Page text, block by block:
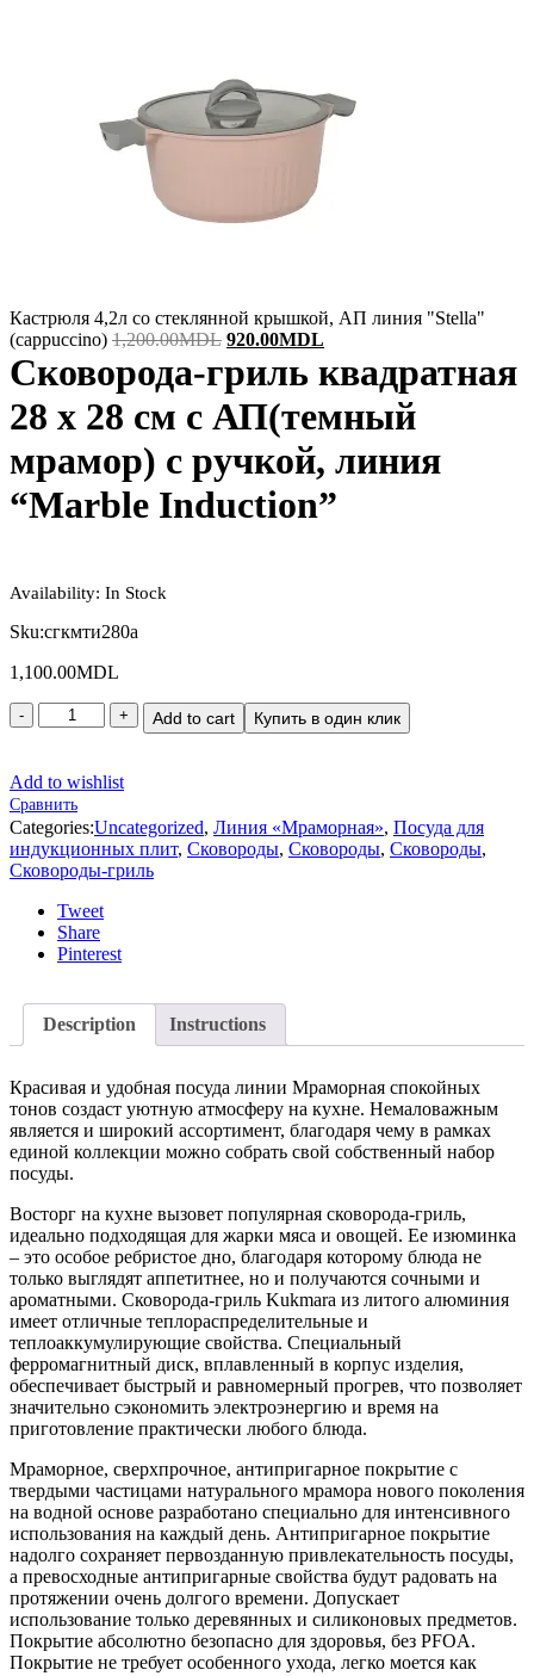
Кастрюля 4,2л со стеклянной крышкой, АП линия "Stella"
(cappuccino) 1,200.00MDL Original
was:
1,200.00MDL.
920.00MDL
is:
920.00MDL.
Сковорода-гриль квадратная
28 x 28 см с АП(темный
мрамор) с ручкой, линия
“Marble Induction”
Availability: In Stock
Sku:сгкмти280а
1,100.00MDL
Add to cart Купить в один клик
Add to wishlist
Сравнить
Categories:Uncategorized, Линия «Мраморная», Посуда для
индукционных плит, Сковороды, Сковороды, Сковороды,
Сковороды-гриль
Tweet
Share
Pinterest
Description Instructions
Красивая и удобная посуда линии Мраморная спокойных
тонов создаст уютную атмосферу на кухне. Немаловажным
является и широкий ассортимент, благодаря чему в рамках
единой коллекции можно собрать свой собственный набор
посуды.
Восторг на кухне вызовет популярная сковорода-гриль,
идеально подходящая для жарки мяса и овощей. Ее изюминка
– это особое ребристое дно, благодаря которому блюда не
только выглядят аппетитнее, но и получаются сочными и
ароматными. Сковорода-гриль Kukmara из литого алюминия
имеет отличные теплораспределительные и
теплоаккумулирующие свойства. Специальный
ферромагнитный диск, вплавленный в корпус изделия,
обеспечивает быстрый и равномерный прогрев, что позволяет
значительно сэкономить электроэнергию и время на
приготовление практически любого блюда.
Мраморное, сверхпрочное, антипригарное покрытие с
твердыми частицами натурального мрамора нового поколения
на водной основе разработано специально для интенсивного
использования на каждый день. Антипригарное покрытие
надолго сохраняет первозданную привлекательность посуды,
а превосходные антипригарные свойства будут радовать на
протяжении очень долгого времени. Допускает
использование только деревянных и силиконовых предметов.
Покрытие абсолютно безопасно для здоровья, без PFOA.
Покрытие не требует особенного ухода, легко моется как